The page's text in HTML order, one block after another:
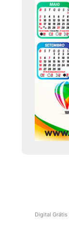
Digital Grátis